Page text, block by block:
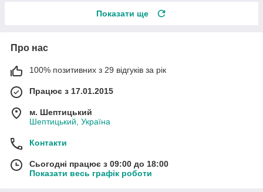
Показати ще
Про нас
100% позитивних з 29 відгуків за рік
Працює з 17.01.2015
м. Шептицький
Шептицький, Україна
Контакти
Сьогодні працює з 09:00 до 18:00
Показати весь графік роботи